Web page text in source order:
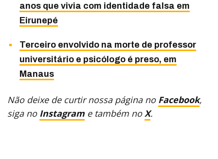
anos que vivia com identidade falsa em
Eirunepé
Terceiro envolvido na morte de professor
universitário e psicólogo é preso, em
Manaus
Não deixe de curtir nossa página no Facebook,
siga no Instagram e também no X.